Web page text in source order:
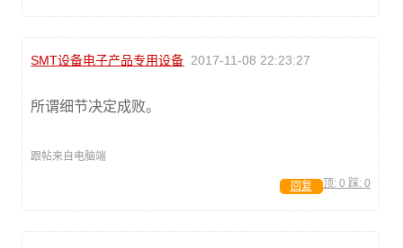
SMT设备电子产品专用设备 2017-11-08 22:23:27
所谓细节决定成败。
跟帖来自电脑端
顶: 0 踩: 0
回复